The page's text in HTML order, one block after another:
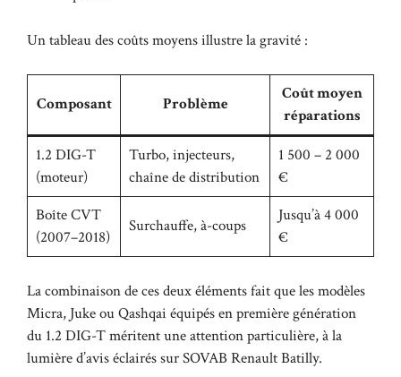
Un tableau des coûts moyens illustre la gravité :
Composant Problème
Coût moyen
réparations
1.2 DIG-T
(moteur)
Turbo, injecteurs,
chaîne de distribution
1 500 – 2 000
€
Boîte CVT
(2007–2018)
Surchauffe, à-coups
Jusqu’à 4 000
€
La combinaison de ces deux éléments fait que les modèles
Micra, Juke ou Qashqai équipés en première génération
du 1.2 DIG-T méritent une attention particulière, à la
lumière d’avis éclairés surSOVAB Renault Batilly.